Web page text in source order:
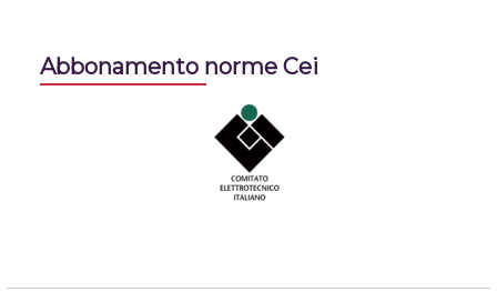
Abbonamento norme Cei